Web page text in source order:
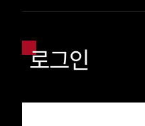
로그인